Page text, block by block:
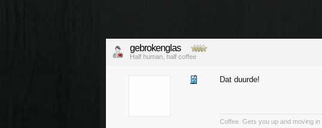
gebrokenglas
Half human, half coffee
Dat duurde!
Coffee. Gets you up and moving in